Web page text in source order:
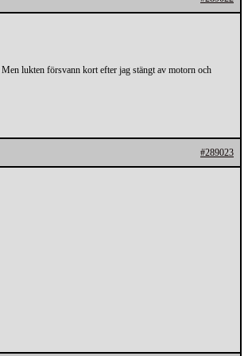
lukten försvann kort efter jag stängt av motorn och
#289023